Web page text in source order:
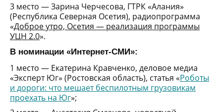
3 место — Зарина Черчесова, ГТРК «Алания»
(Республика Северная Осетия), радиопрограмма
«Доброе утро, Осетия — реализация программы
УЦН 2.0».
В номинации «Интернет-СМИ»:
1 место — Екатерина Кравченко, деловое медиа
«Эксперт Юг» (Ростовская область), статья «Роботы
и дороги: что мешает беспилотным грузовикам
проехать на Юг»;